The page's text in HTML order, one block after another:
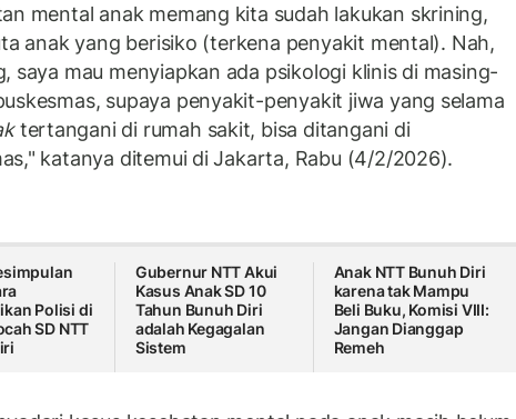
mental anak memang kita sudah lakukan skrining,
anak yang berisiko (terkena penyakit mental). Nah,
saya mau menyiapkan ada psikologi klinis di masing-
supaya penyakit-penyakit jiwa yang selama
tertangani di rumah sakit, bisa ditangani di
katanya ditemui di Jakarta, Rabu (4/2/2026).
Polisi di
SD NTT
Gubernur NTT Akui
Kasus Anak SD 10
Tahun Bunuh Diri
adalah Kegagalan
Sistem
Anak NTT Bunuh Diri
karena tak Mampu
Beli Buku, Komisi VIII:
Jangan Dianggap
Remeh